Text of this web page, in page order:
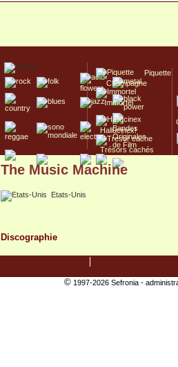
Piquette
Champagne
Immortel
Hallucinex!
Trésors cachés
Culte/Collector
The Music Machine
Etats-Unis
Discographie
©1997-2026 Sefronia -